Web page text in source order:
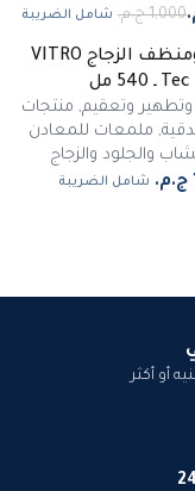
شامل الضريبة
ملمع ومنظف الزجاج VITRO
Tec ـ 540 مل
وتعقيم, منتجات
, ملمعات للمعادن
والجلود والزجاج
شامل الضريبة